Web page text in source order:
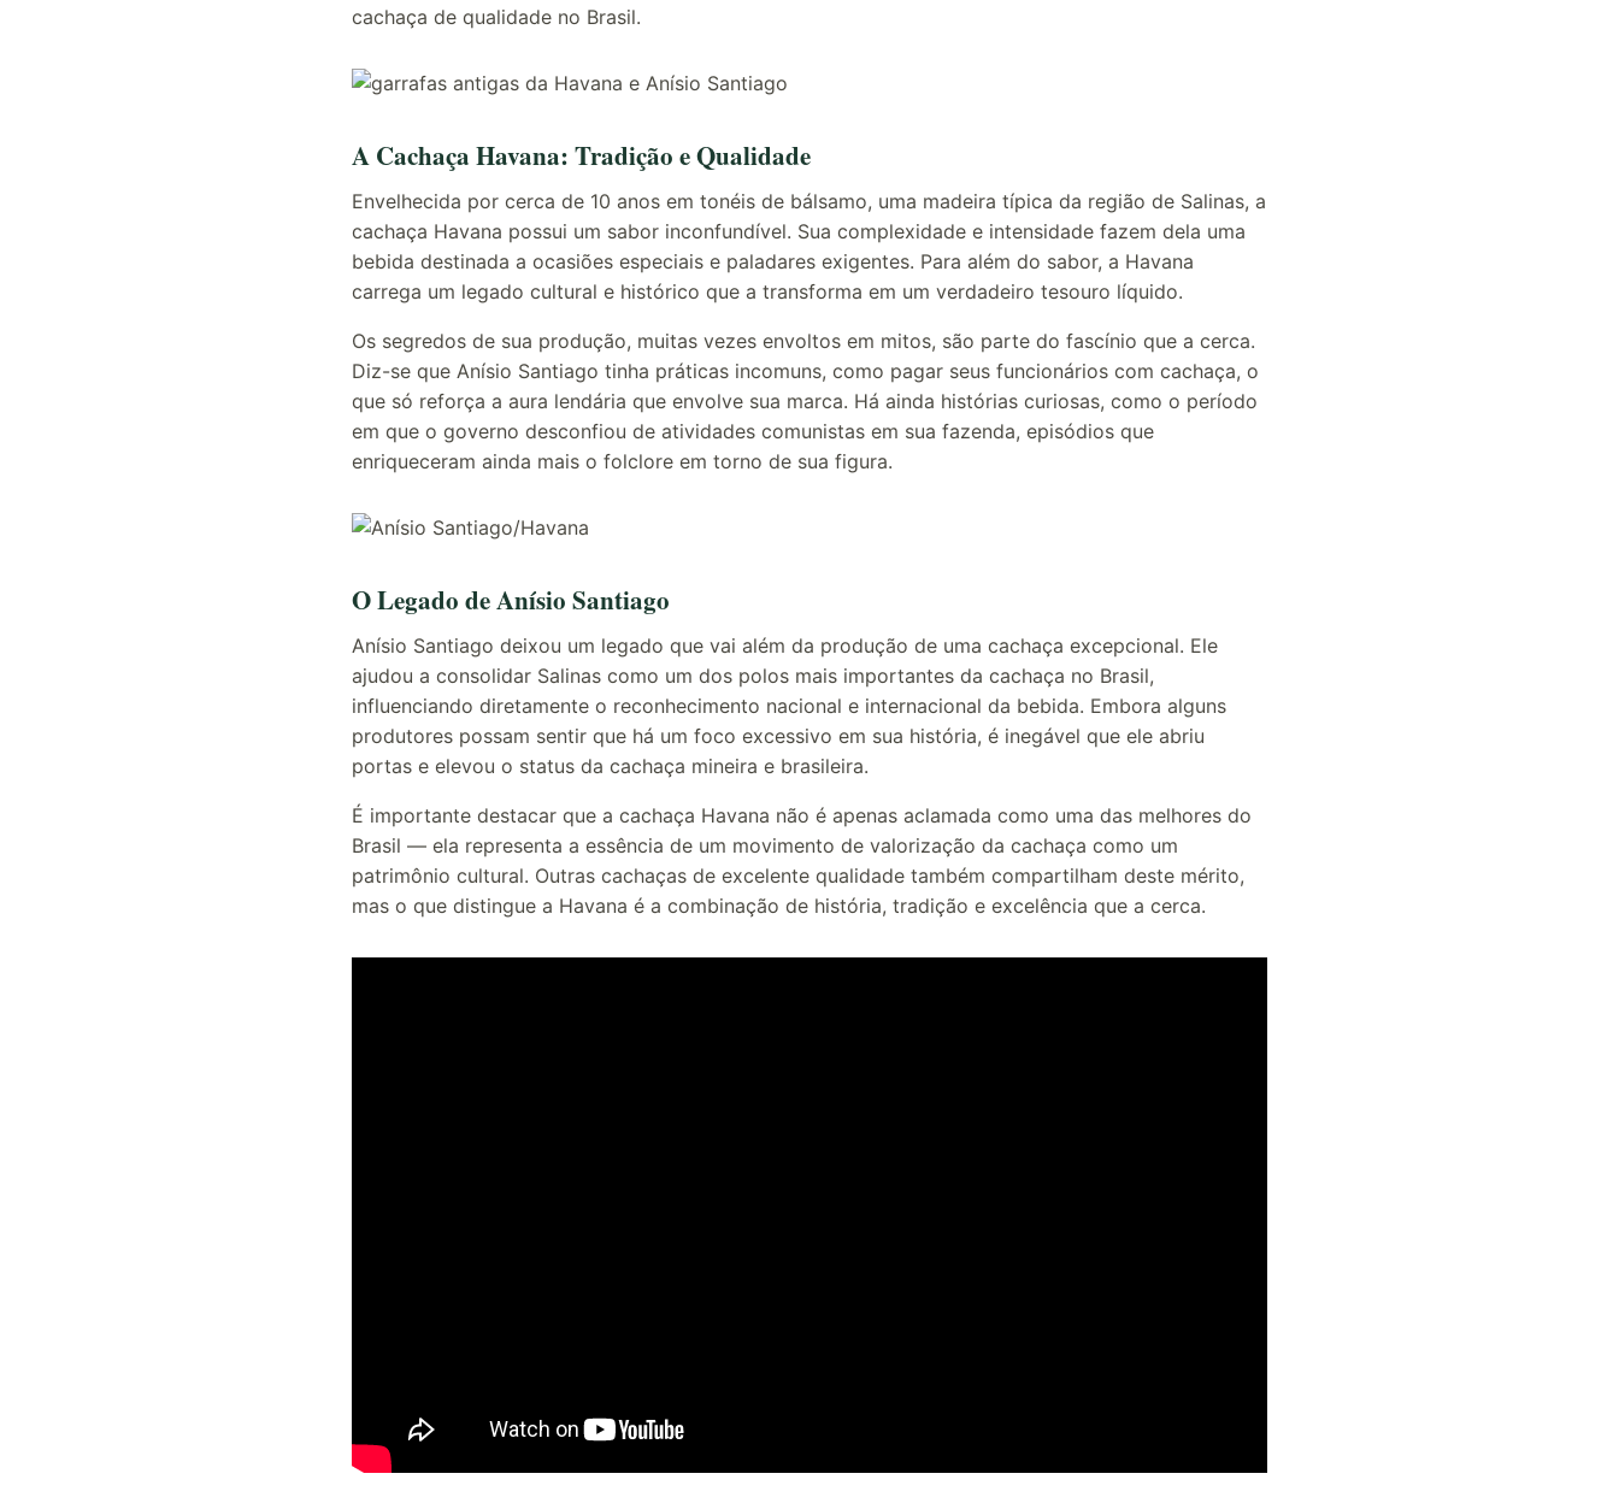
cachaça de qualidade no Brasil.
A Cachaça Havana: Tradição e Qualidade
Envelhecida por cerca de 10 anos em tonéis de bálsamo, uma madeira típica da região de Salinas, a
cachaça Havana possui um sabor inconfundível. Sua complexidade e intensidade fazem dela uma
bebida destinada a ocasiões especiais e paladares exigentes. Para além do sabor, a Havana
carrega um legado cultural e histórico que a transforma em um verdadeiro tesouro líquido.
Os segredos de sua produção, muitas vezes envoltos em mitos, são parte do fascínio que a cerca.
Diz-se que Anísio Santiago tinha práticas incomuns, como pagar seus funcionários com cachaça, o
que só reforça a aura lendária que envolve sua marca. Há ainda histórias curiosas, como o período
em que o governo desconfiou de atividades comunistas em sua fazenda, episódios que
enriqueceram ainda mais o folclore em torno de sua figura.
O Legado de Anísio Santiago
Anísio Santiago deixou um legado que vai além da produção de uma cachaça excepcional. Ele
ajudou a consolidar Salinas como um dos polos mais importantes da cachaça no Brasil,
influenciando diretamente o reconhecimento nacional e internacional da bebida. Embora alguns
produtores possam sentir que há um foco excessivo em sua história, é inegável que ele abriu
portas e elevou o status da cachaça mineira e brasileira.
É importante destacar que a cachaça Havana não é apenas aclamada como uma das melhores do
Brasil — ela representa a essência de um movimento de valorização da cachaça como um
patrimônio cultural. Outras cachaças de excelente qualidade também compartilham deste mérito,
mas o que distingue a Havana é a combinação de história, tradição e excelência que a cerca.